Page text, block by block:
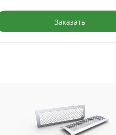
Заказать